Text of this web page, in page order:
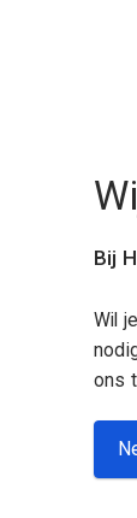
Bij
Wil
ons